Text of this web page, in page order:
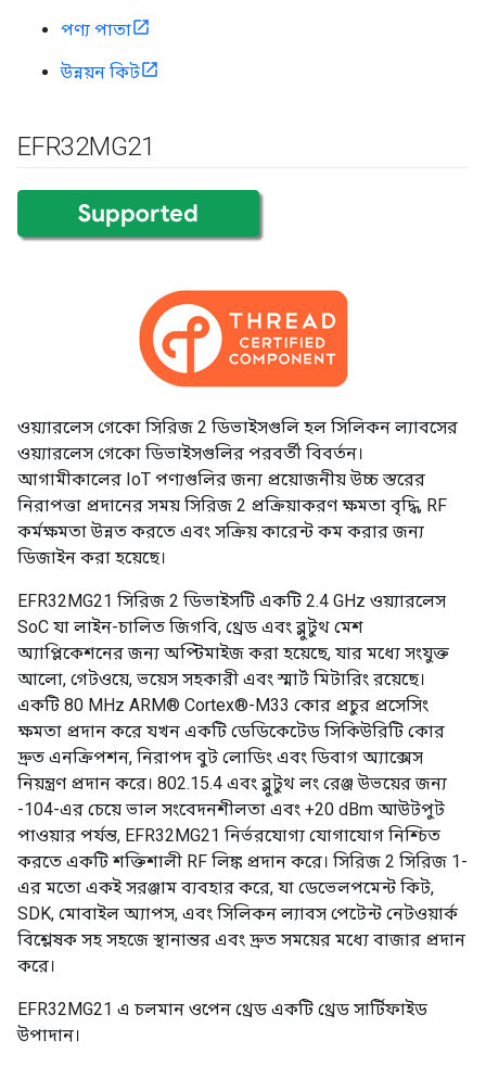
পণ্য পাতা
উন্নয়ন কিট
EFR32MG21
ওয়্যারলেস গেকো সিরিজ 2 ডিভাইসগুলি হল সিলিকন ল্যাবসের
ওয়্যারলেস গেকো ডিভাইসগুলির পরবর্তী বিবর্তন।
আগামীকালের IoT পণ্যগুলির জন্য প্রয়োজনীয় উচ্চ স্তরের
নিরাপত্তা প্রদানের সময় সিরিজ 2 প্রক্রিয়াকরণ ক্ষমতা বৃদ্ধি, RF
কর্মক্ষমতা উন্নত করতে এবং সক্রিয় কারেন্ট কম করার জন্য
ডিজাইন করা হয়েছে।
EFR32MG21 সিরিজ 2 ডিভাইসটি একটি 2.4 GHz ওয়্যারলেস
SoC যা লাইন-চালিত জিগবি, থ্রেড এবং ব্লুটুথ মেশ
অ্যাপ্লিকেশনের জন্য অপ্টিমাইজ করা হয়েছে, যার মধ্যে সংযুক্ত
আলো, গেটওয়ে, ভয়েস সহকারী এবং স্মার্ট মিটারিং রয়েছে।
একটি 80 MHz ARM® Cortex®-M33 কোর প্রচুর প্রসেসিং
ক্ষমতা প্রদান করে যখন একটি ডেডিকেটেড সিকিউরিটি কোর
দ্রুত এনক্রিপশন, নিরাপদ বুট লোডিং এবং ডিবাগ অ্যাক্সেস
নিয়ন্ত্রণ প্রদান করে। 802.15.4 এবং ব্লুটুথ লং রেঞ্জ উভয়ের জন্য
-104-এর চেয়ে ভাল সংবেদনশীলতা এবং +20 dBm আউটপুট
পাওয়ার পর্যন্ত, EFR32MG21 নির্ভরযোগ্য যোগাযোগ নিশ্চিত
করতে একটি শক্তিশালী RF লিঙ্ক প্রদান করে। সিরিজ 2 সিরিজ 1-
এর মতো একই সরঞ্জাম ব্যবহার করে, যা ডেভেলপমেন্ট কিট,
SDK, মোবাইল অ্যাপস, এবং সিলিকন ল্যাবস পেটেন্ট নেটওয়ার্ক
বিশ্লেষক সহ সহজে স্থানান্তর এবং দ্রুত সময়ের মধ্যে বাজার প্রদান
করে।
EFR32MG21 এ চলমান ওপেন থ্রেড একটি থ্রেড সার্টিফাইড
উপাদান।